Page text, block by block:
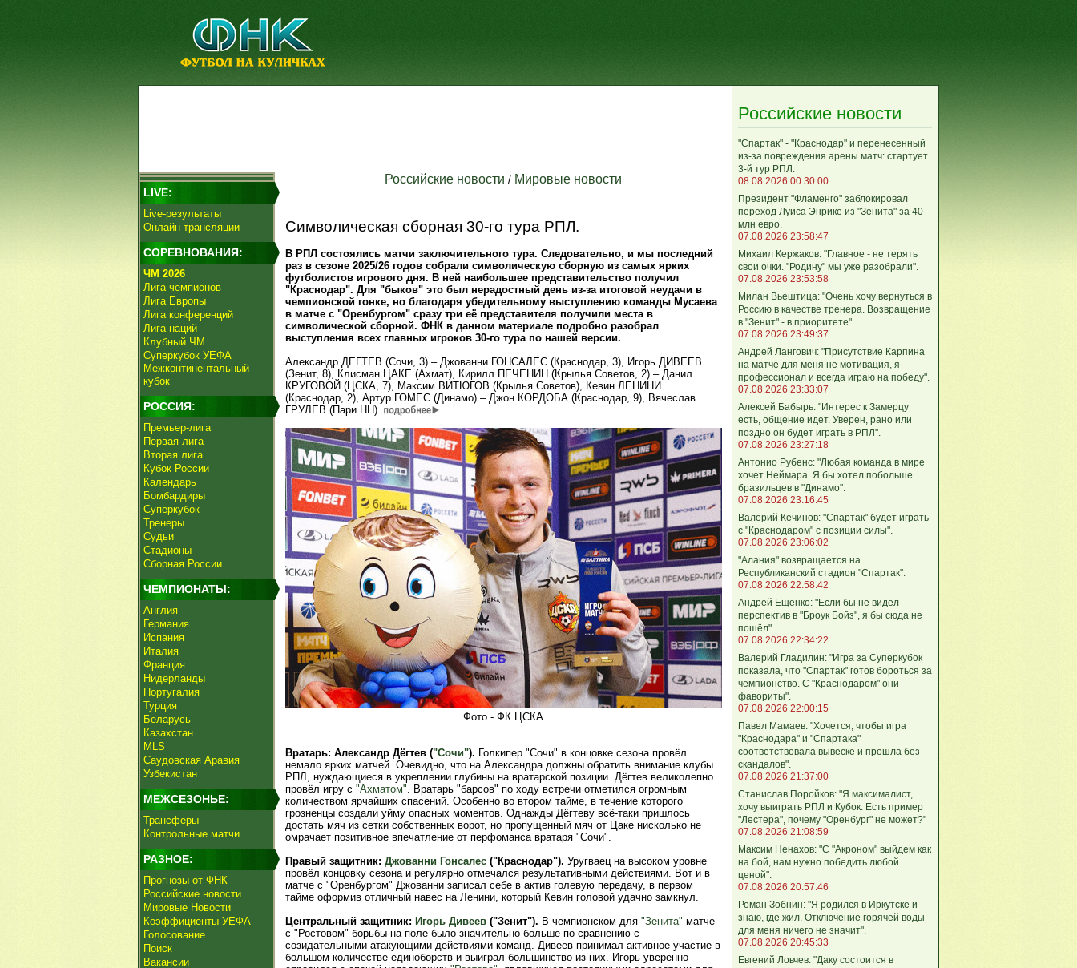
LIVE:
Live-результаты
Онлайн трансляции
СОРЕВНОВАНИЯ:
ЧМ 2026
Лига чемпионов
Лига Европы
Лига конференций
Лига наций
Клубный ЧМ
Суперкубок УЕФА
Межконтинентальный
кубок
РОССИЯ:
Премьер-лига
Первая лига
Вторая лига
Кубок России
Календарь
Бомбардиры
Суперкубок
Тренеры
Судьи
Стадионы
Сборная России
ЧЕМПИОНАТЫ:
Англия
Германия
Испания
Италия
Франция
Нидерланды
Португалия
Турция
Беларусь
Казахстан
MLS
Саудовская Аравия
Узбекистан
МЕЖСЕЗОНЬЕ:
Трансферы
Контрольные матчи
РАЗНОЕ:
Прогнозы от ФНК
Российские новости
Мировые Новости
Коэффициенты УЕФА
Голосование
Поиск
Вакансии
Российские новости / Мировые новости
Символическая сборная 30-го тура РПЛ.
В РПЛ состоялись матчи заключительного тура. Следовательно, и мы последний
раз в сезоне 2025/26 годов собрали символическую сборную из самых ярких
футболистов игрового дня. В ней наибольшее представительство получил
"Краснодар". Для "быков" это был нерадостный день из-за итоговой неудачи в
чемпионской гонке, но благодаря убедительному выступлению команды Мусаева
в матче с "Оренбургом" сразу три её представителя получили места в
символической сборной. ФНК в данном материале подробно разобрал
выступления всех главных игроков 30-го тура по нашей версии.
Александр ДЕГТЕВ (Сочи, 3) – Джованни ГОНСАЛЕС (Краснодар, 3), Игорь ДИВЕЕВ
(Зенит, 8), Клисман ЦАКЕ (Ахмат), Кирилл ПЕЧЕНИН (Крылья Советов, 2) – Данил
КРУГОВОЙ (ЦСКА, 7), Максим ВИТЮГОВ (Крылья Советов), Кевин ЛЕНИНИ
(Краснодар, 2), Артур ГОМЕС (Динамо) – Джон КОРДОБА (Краснодар, 9), Вячеслав
ГРУЛЕВ (Пари НН).
Фото - ФК ЦСКА
Вратарь: Александр Дёгтев ("Сочи"). Голкипер "Сочи" в концовке сезона провёл
немало ярких матчей. Очевидно, что на Александра должны обратить внимание клубы
РПЛ, нуждающиеся в укреплении глубины на вратарской позиции. Дёгтев великолепно
провёл игру с "Ахматом". Вратарь "барсов" по ходу встречи отметился огромным
количеством ярчайших спасений. Особенно во втором тайме, в течение которого
грозненцы создали уйму опасных моментов. Однажды Дёгтеву всё-таки пришлось
достать мяч из сетки собственных ворот, но пропущенный мяч от Цаке нисколько не
омрачает позитивное впечатление от перфоманса вратаря "Сочи".
Правый защитник: Джованни Гонсалес("Краснодар"). Уругваец на высоком уровне
провёл концовку сезона и регулярно отмечался результативными действиями. Вот и в
матче с "Оренбургом" Джованни записал себе в актив голевую передачу, в первом
тайме оформив отличный навес на Ленини, который Кевин головой удачно замкнул.
Центральный защитник: Игорь Дивеев("Зенит"). В чемпионском для "Зенита" матче
с "Ростовом" борьбы на поле было значительно больше по сравнению с
созидательными атакующими действиями команд. Дивеев принимал активное участие в
большом количестве единоборств и выиграл большинство из них. Игорь уверенно
Российские новости
"Спартак" - "Краснодар" и перенесенный
из-за повреждения арены матч: стартует
3-й тур РПЛ.
08.08.2026 00:30:00
Президент "Фламенго" заблокировал
переход Луиса Энрике из "Зенита" за 40
млн евро.
07.08.2026 23:58:47
Михаил Кержаков: "Главное - не терять
свои очки. "Родину" мы уже разобрали".
07.08.2026 23:53:58
Милан Вьештица: "Очень хочу вернуться в
Россию в качестве тренера. Возвращение
в "Зенит" - в приоритете".
07.08.2026 23:49:37
Андрей Лангович: "Присутствие Карпина
на матче для меня не мотивация, я
профессионал и всегда играю на победу".
07.08.2026 23:33:07
Алексей Бабырь: "Интерес к Замерцу
есть, общение идет. Уверен, рано или
поздно он будет играть в РПЛ".
07.08.2026 23:27:18
Антонио Рубенс: "Любая команда в мире
хочет Неймара. Я бы хотел побольше
бразильцев в "Динамо".
07.08.2026 23:16:45
Валерий Кечинов: "Спартак" будет играть
с "Краснодаром" с позиции силы".
07.08.2026 23:06:02
"Алания" возвращается на
Республиканский стадион "Спартак".
07.08.2026 22:58:42
Андрей Ещенко: "Если бы не видел
перспектив в "Броук Бойз", я бы сюда не
пошёл".
07.08.2026 22:34:22
Валерий Гладилин: "Игра за Суперкубок
показала, что "Спартак" готов бороться за
чемпионство. С "Краснодаром" они
фавориты".
07.08.2026 22:00:15
Павел Мамаев: "Хочется, чтобы игра
"Краснодара" и "Спартака"
соответствовала вывеске и прошла без
скандалов".
07.08.2026 21:37:00
Станислав Поройков: "Я максималист,
хочу выиграть РПЛ и Кубок. Есть пример
"Лестера", почему "Оренбург" не может?"
07.08.2026 21:08:59
Максим Ненахов: "С "Акроном" выйдем как
на бой, нам нужно победить любой
ценой".
07.08.2026 20:57:46
Роман Зобнин: "Я родился в Иркутске и
знаю, где жил. Отключение горячей воды
для меня ничего не значит".
07.08.2026 20:45:33
Евгений Ловчев: "Даку состоится в